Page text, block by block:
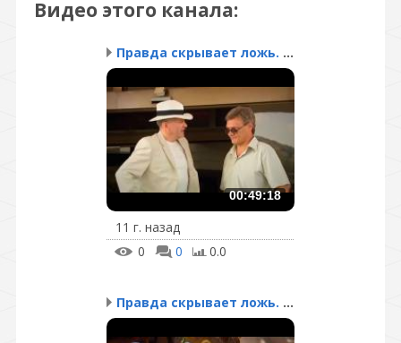
Видео этого канала:
Правда скрывает ложь. С...
00:49:18
11 г. назад
0
0 0.0
Правда скрывает ложь. С...